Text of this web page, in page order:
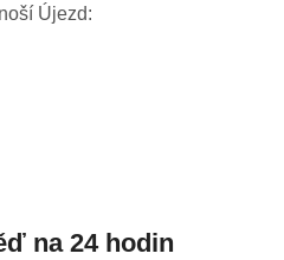
Újezd:
na 24 hodin